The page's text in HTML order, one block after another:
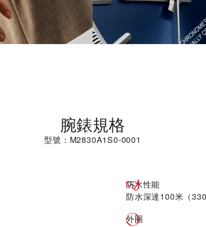
腕錶規格
型號：M2830A1S0-0001
防水性能
防水深達100米（
外圈